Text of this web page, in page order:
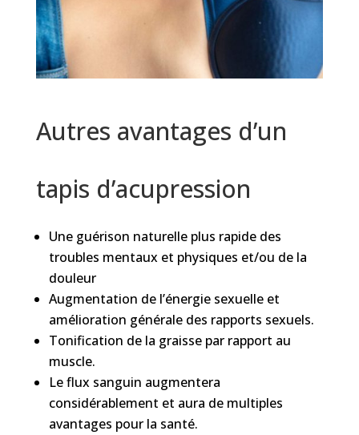
Autres avantages d’un
tapis d’acupression
Une guérison naturelle plus rapide des
troubles mentaux et physiques et/ou de la
douleur
Augmentation de l’énergie sexuelle et
amélioration générale des rapports sexuels.
Tonification de la graisse par rapport au
muscle.
Le flux sanguin augmentera
considérablement et aura de multiples
avantages pour la santé.